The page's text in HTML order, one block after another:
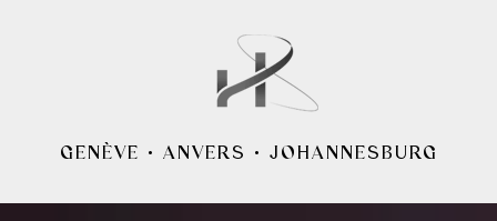
GENÈVE • ANVERS • JOHANNESBURG